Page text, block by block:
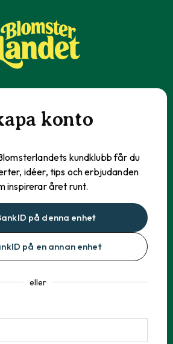
konto
kundklubb får du
idéer, tips och erbjudanden
inspirerar året runt.
på denna enhet
på en annan enhet
eller